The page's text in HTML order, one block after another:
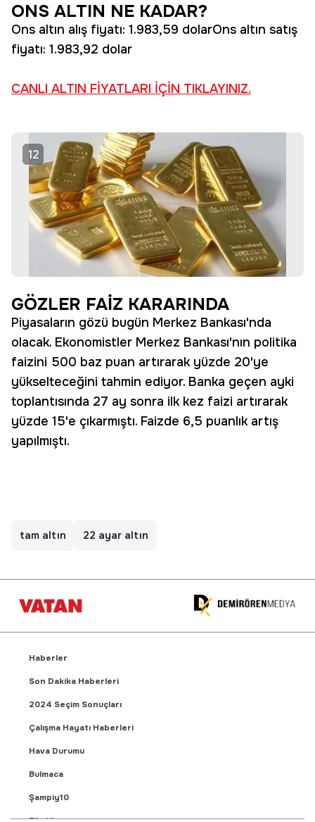
ONS ALTIN NE KADAR?
Ons altın alış fiyatı: 1.983,59 dolarOns altın satış
fiyatı: 1.983,92 dolar
CANLI ALTIN FİYATLARI İÇİN TIKLAYINIZ.
12
GÖZLER FAİZ KARARINDA
Piyasaların gözü bugün Merkez Bankası'nda
olacak. Ekonomistler Merkez Bankası'nın politika
faizini 500 baz puan artırarak yüzde 20'ye
yükselteceğini tahmin ediyor. Banka geçen ayki
toplantısında 27 ay sonra ilk kez faizi artırarak
yüzde 15'e çıkarmıştı. Faizde 6,5 puanlık artış
yapılmıştı.
tam altın 22 ayar altın
Haberler
Son Dakika Haberleri
2024 Seçim Sonuçları
Çalışma Hayatı Haberleri
Hava Durumu
Bulmaca
Şampiy10